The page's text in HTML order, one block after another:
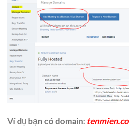
Ví dụ bạn có domain: